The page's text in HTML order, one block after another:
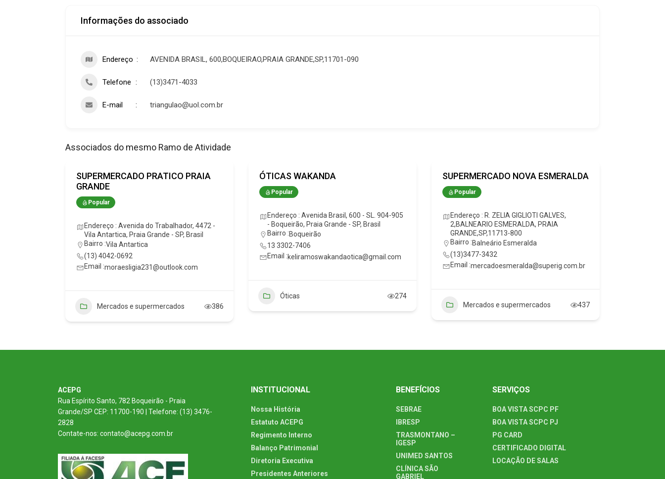
Informações do associado
Endereço AVENIDA BRASIL, 600,BOQUEIRAO,PRAIA GRANDE,SP,11701-090
Telefone (13)3471-4033
E-mail triangulao@uol.com.br
Associados do mesmo Ramo de Atividade
SUPERMERCADO PRATICO PRAIA
GRANDE
Popular
Endereço : Avenida do Trabalhador, 4472 -
Vila Antartica, Praia Grande - SP, Brasil
Bairro :Vila Antartica
(13) 4042-0692
Email :moraesligia231@outlook.com
Mercados e supermercados 386
ÓTICAS WAKANDA
Popular
Endereço : Avenida Brasil, 600 - SL. 904-905
- Boqueirão, Praia Grande - SP, Brasil
Bairro :Boqueirão
13 3302-7406
Email :keliramoswakandaotica@gmail.com
Óticas 274
SUPERMERCADO NOVA ESMERALDA
Popular
Endereço : R. ZELIA GIGLIOTI GALVES,
2,BALNEARIO ESMERALDA, PRAIA
GRANDE,SP,11713-800
Bairro :Balneário Esmeralda
(13)3477-3432
Email :mercadoesmeralda@superig.com.br
Mercados e supermercados 437
ACEPG
Rua Espírito Santo, 782 Boqueirão - Praia
Grande/SP CEP: 11700-190 | Telefone: (13) 3476-
2828
Contate-nos: contato@acepg.com.br
INSTITUCIONAL
Nossa História
Estatuto ACEPG
Regimento Interno
Balanço Patrimonial
Diretoria Executiva
Presidentes Anteriores
BENEFÍCIOS
SEBRAE
IBRESP
TRASMONTANO –
IGESP
UNIMED SANTOS
CLÍNICA SÃO
GABRIEL
SERVIÇOS
BOA VISTA SCPC PF
BOA VISTA SCPC PJ
PG CARD
CERTIFICADO DIGITAL
LOCAÇÃO DE SALAS